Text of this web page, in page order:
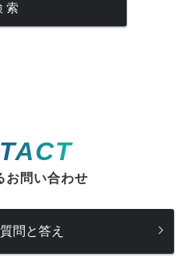
お問い合わせ
問と答え